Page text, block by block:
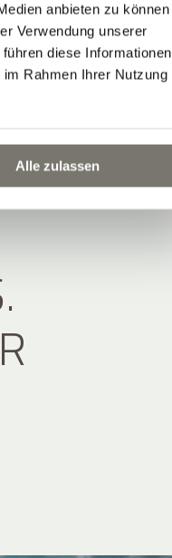
anbieten zu können
Verwendung unserer
diese Informationen
Rahmen Ihrer Nutzung
Alle zulassen